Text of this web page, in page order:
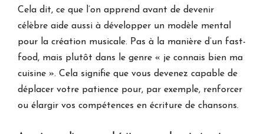
Cela dit, ce que l’on apprend avant de devenir
célèbre aide aussi à développer un modèle mental
pour la création musicale. Pas à la manière d’un fast-
food, mais plutôt dans le genre « je connais bien ma
cuisine ». Cela signifie que vous devenez capable de
déplacer votre patience pour, par exemple, renforcer
ou élargir vos compétences en écriture de chansons.